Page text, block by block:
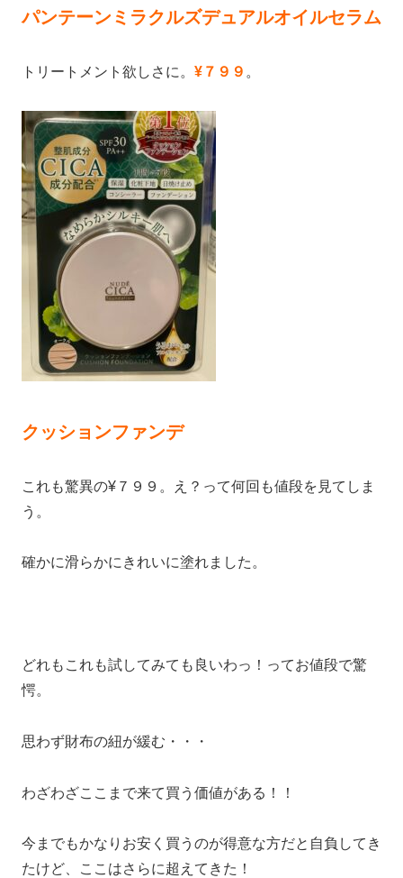
パンテーンミラクルズデュアルオイルセラム
トリートメント欲しさに。 ¥７９９ 。
クッションファンデ
これも驚異の¥７９９。え？って何回も値段を見てしま
う。
確かに滑らかにきれいに塗れました。
どれもこれも試してみても良いわっ！ってお値段で驚
愕。
思わず財布の紐が緩む・・・
わざわざここまで来て買う価値がある！！
今までもかなりお安く買うのが得意な方だと自負してき
たけど、ここはさらに超えてきた！